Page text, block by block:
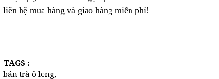
liên hệ mua hàng và giao hàng miễn phí!
TAGS :
bán trà ô long,